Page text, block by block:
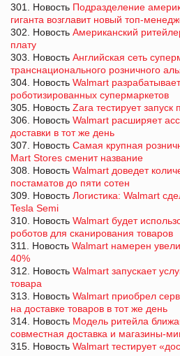
301. Новость Подразделение
гиганта возглавит новый топ-
302. Новость Американский
плату
303. Новость Английская сеть
транснационального розничного
304. Новость Walmart
роботизированных супермаркетов
305. Новость Zara тестирует
306. Новость Walmart расширяет
доставки в тот же день
307. Новость Самая крупная
Mart Stores сменит название
308. Новость Walmart доведет
постаматов до пяти сотен
309. Новость Логистика: Walmart
Tesla Semi
310. Новость Walmart будет
роботов для сканирования товаров
311. Новость Walmart намерен
40%
312. Новость Walmart запускает
товара
313. Новость Walmart приобрел
на доставке товаров в тот же день
314. Новость Модель ритейла
совместная доставка и магазины-
315. Новость Walmart тестирует